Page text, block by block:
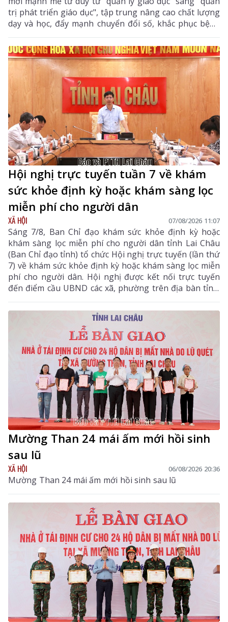
trị phát triển giáo dục", tập trung nâng cao chất lượng
dạy và học, đẩy mạnh chuyển đổi số, khắc phục bệnh
thành tích, bảo đảm đủ giáo viên, trường lớp, cơ sở
vật chất và xây dựng môi trường giáo dục an toàn,
hiện đại, đáp ứng yêu cầu phát triển nguồn nhân lực
chất lượng cao.
Hội nghị trực tuyến tuần 7 về khám
sức khỏe định kỳ hoặc khám sàng lọc
miễn phí cho người dân
XÃ HỘI 07/08/2026 11:07
Sáng 7/8, Ban Chỉ đạo khám sức khỏe định kỳ hoặc
khám sàng lọc miễn phí cho người dân tỉnh Lai Châu
(Ban Chỉ đạo tỉnh) tổ chức Hội nghị trực tuyến (lần thứ
7) về khám sức khỏe định kỳ hoặc khám sàng lọc miễn
phí cho người dân. Hội nghị được kết nối trực tuyến
đến điểm cầu UBND các xã, phường trên địa bàn tỉnh.
Đồng chí Bùi Tiến Thanh – Tỉnh ủy viên, Giám đốc Sở
Y tế, Phó Trưởng Ban chỉ đạo tỉnh chủ trì hội nghị. Dự
hội nghị còn có các đồng chí thành viên Ban Chỉ đạo
Mường Than 24 mái ấm mới hồi sinh
sau lũ
XÃ HỘI 06/08/2026 20:36
Mường Than 24 mái ấm mới hồi sinh sau lũ